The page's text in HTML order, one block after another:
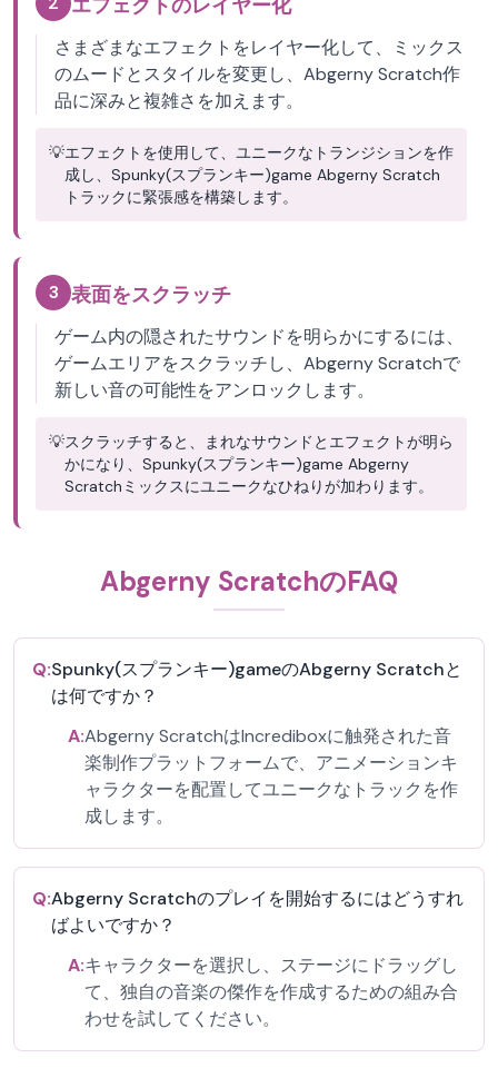
エフェクトのレイヤー化
さまざまなエフェクトをレイヤー化して、ミックス
のムードとスタイルを変更し、Abgerny Scratch作
品に深みと複雑さを加えます。
💡エフェクトを使用して、ユニークなトランジションを作
成し、Spunky(スプランキー)game Abgerny Scratch
トラックに緊張感を構築します。
3 表面をスクラッチ
ゲーム内の隠されたサウンドを明らかにするには、
ゲームエリアをスクラッチし、Abgerny Scratchで
新しい音の可能性をアンロックします。
💡スクラッチすると、まれなサウンドとエフェクトが明ら
かになり、Spunky(スプランキー)game Abgerny
Scratchミックスにユニークなひねりが加わります。
Abgerny ScratchのFAQ
Q:Spunky(スプランキー)gameのAbgerny Scratchと
は何ですか？
A:Abgerny ScratchはIncrediboxに触発された音
楽制作プラットフォームで、アニメーションキ
ャラクターを配置してユニークなトラックを作
成します。
Q:Abgerny Scratchのプレイを開始するにはどうすれ
ばよいですか？
A:キャラクターを選択し、ステージにドラッグし
て、独自の音楽の傑作を作成するための組み合
わせを試してください。